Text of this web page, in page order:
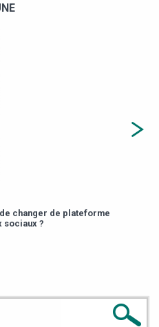
changer de plateforme
sociaux ?